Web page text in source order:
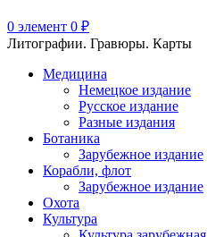
0 элемент 0 ₽
Литографии. Гравюры. Карты
Медицина
Немецкое издание
Русское издание
Разные издания
Ботаника
Зарубежное издание
Корабли, флот
Зарубежное издание
Охота
Культура